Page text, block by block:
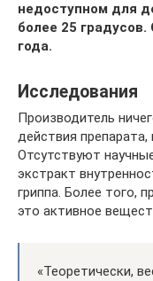
недоступном для
более 25
года.
Исследования
Производитель
действия
Отсутствуют
экстракт
гриппа. Более того,
это активное
«Теоретически,